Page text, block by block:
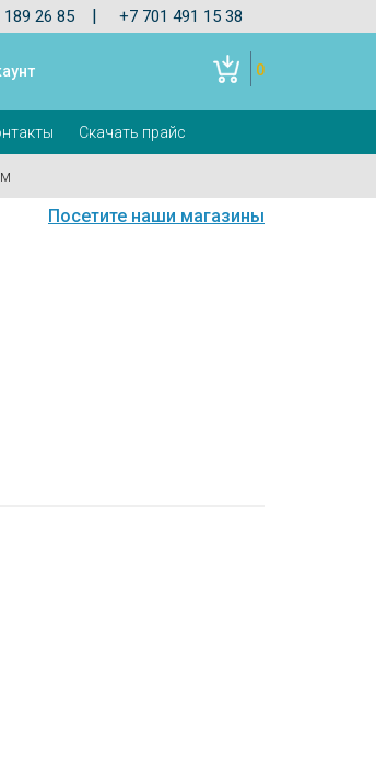
26 85 | +7 701 491 15 38
0
Скачать прайс
Посетите наши магазины